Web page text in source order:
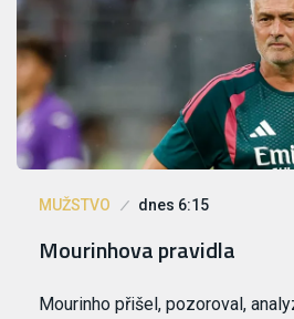
MUŽSTVO dnes 6:15
Mourinhova pravidla
Mourinho přišel, pozoroval,